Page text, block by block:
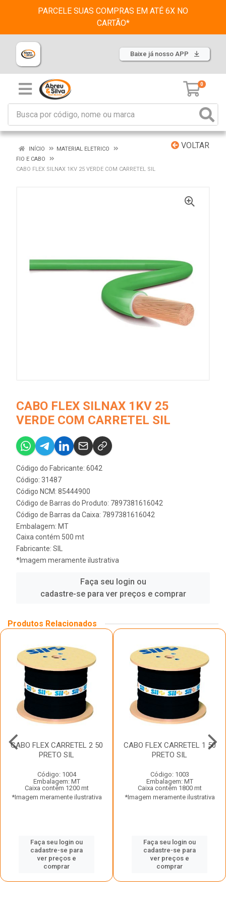
PARCELE SUAS COMPRAS EM ATÉ 6X NO
CARTÃO*
Baixe já nosso APP
0
VOLTAR
INÍCIO
MATERIAL ELETRICO
FIO E CABO
CABO FLEX SILNAX 1KV 25 VERDE COM CARRETEL SIL
CABO FLEX SILNAX 1KV 25
VERDE COM CARRETEL SIL
Código do Fabricante: 6042
Código: 31487
Código NCM: 85444900
Código de Barras do Produto: 7897381616042
Código de Barras da Caixa: 7897381616042
Embalagem: MT
Caixa contém 500 mt
Fabricante: SIL
*Imagem meramente ilustrativa
Faça seu login ou
cadastre-se para ver preços e comprar
Produtos Relacionados
CABO FLEX CARRETEL 2 50
PRETO SIL
Código: 1004
Embalagem: MT
Caixa contém 1200 mt
*Imagem meramente ilustrativa
Faça seu login ou
cadastre-se para
ver preços e
comprar
CABO FLEX CARRETEL 1 50
PRETO SIL
Código: 1003
Embalagem: MT
Caixa contém 1800 mt
*Imagem meramente ilustrativa
Faça seu login ou
cadastre-se para
ver preços e
comprar